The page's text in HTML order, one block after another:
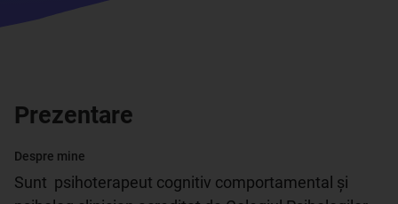
Prezentare
Despre mine
Sunt  psihoterapeut cognitiv comportamental și